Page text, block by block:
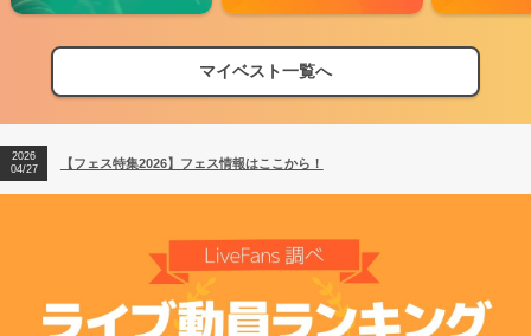
マイベスト一覧へ
【フェス特集2026】フェス情報はここから！
【ライブ動員ランキング】2026年上半期編発表！
2026
04/27
【フェス特集2026】フェス情報はここから！
2026